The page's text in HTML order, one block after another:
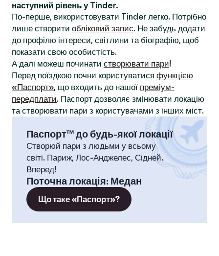
наступний рівень у Tinder.
По-перше, використовувати Tinder легко. Потрібно
лише створити обліковий запис. Не забудь додати
до профілю інтереси, світлини та біографію, щоб
показати свою особистість.
А далі можеш починати створювати пари!
Перед поїздкою почни користуватися функцією
«Паспорт», що входить до нашої преміум-
передплати. Паспорт дозволяє змінювати локацію
та створювати пари з користувачами з інших міст.
Паспорт™ до будь-якої локації
Створюй пари з людьми у всьому
світі. Париж, Лос-Анджелес, Сідней.
Вперед!
Поточна локація: Медан
Що таке «Паспорт»?